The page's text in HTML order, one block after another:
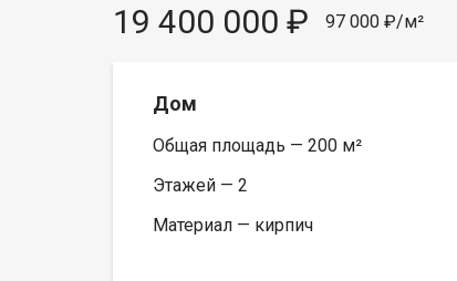
19 400 000 ₽
97 000 ₽/м²
Дом
Общая площадь — 200 м²
Этажей — 2
Материал — кирпич